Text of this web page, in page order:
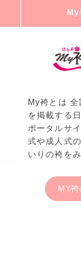
My
My袴とは
を掲載する
ポータルサ
式や成人式
いりの袴を
MY